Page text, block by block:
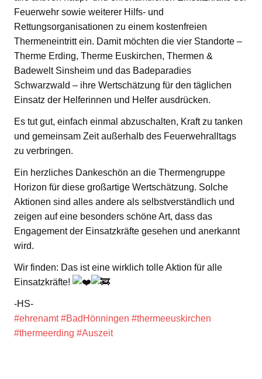
Feuerwehr sowie weiterer Hilfs- und
Rettungsorganisationen zu einem kostenfreien
Thermeneintritt ein. Damit möchten die vier Standorte –
Therme Erding, Therme Euskirchen, Thermen &
Badewelt Sinsheim und das Badeparadies
Schwarzwald – ihre Wertschätzung für den täglichen
Einsatz der Helferinnen und Helfer ausdrücken.
Es tut gut, einfach einmal abzuschalten, Kraft zu tanken
und gemeinsam Zeit außerhalb des Feuerwehralltags
zu verbringen.
Ein herzliches Dankeschön an die Thermengruppe
Horizon für diese großartige Wertschätzung. Solche
Aktionen sind alles andere als selbstverständlich und
zeigen auf eine besonders schöne Art, dass das
Engagement der Einsatzkräfte gesehen und anerkannt
wird.
Wir finden: Das ist eine wirklich tolle Aktion für alle
Einsatzkräfte!
-HS-
#ehrenamt #BadHönningen #thermeeuskirchen
#thermeerding #Auszeit